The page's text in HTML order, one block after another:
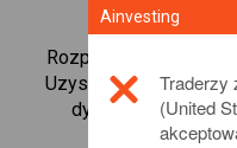
handlową
Rozpocznij handel
Uzyskaj notowania w
dywidendy tak, jak
Ainvesting
Traderzy
(United